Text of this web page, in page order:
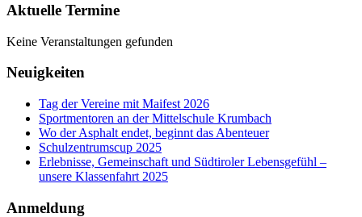
Aktuelle Termine
Keine Veranstaltungen gefunden
Neuigkeiten
Tag der Vereine mit Maifest 2026
Sportmentoren an der Mittelschule Krumbach
Wo der Asphalt endet, beginnt das Abenteuer
Schulzentrumscup 2025
Erlebnisse, Gemeinschaft und Südtiroler Lebensgefühl –
unsere Klassenfahrt 2025
Anmeldung